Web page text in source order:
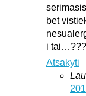
bet
i tai…???
Atsakyti